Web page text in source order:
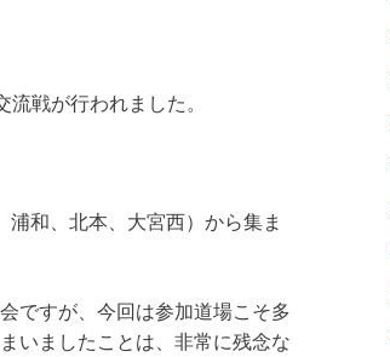
戦が行われました。
和、北本、大宮西）から集ま
ですが、今回は参加道場こそ多
いましたことは、非常に残念な